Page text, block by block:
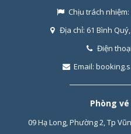
Chịu trách nhiệm:
Địa chỉ: 61 Bình
Điện
Email:
Phòng
09 Hạ Long, Phường 2, Tp